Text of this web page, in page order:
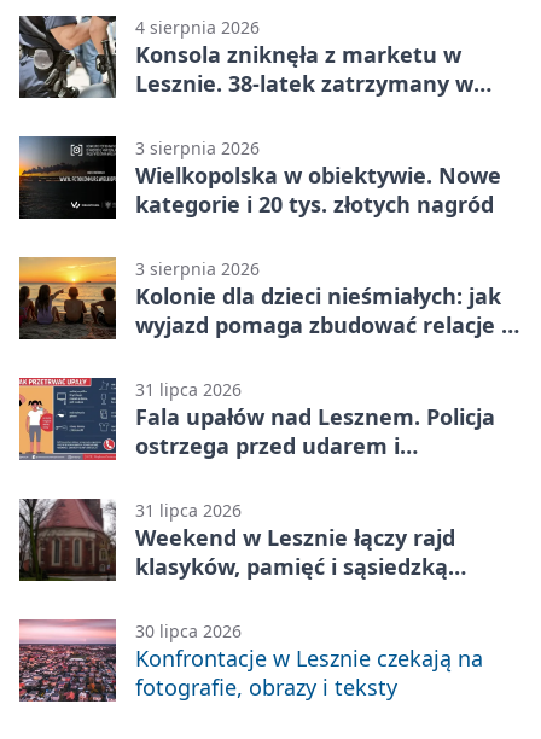
4 sierpnia 2026
Konsola zniknęła z marketu w
Lesznie. 38-latek zatrzymany w
3 sierpnia 2026
Wielkopolska w obiektywie. Nowe
kategorie i 20 tys. złotych nagród
3 sierpnia 2026
Kolonie dla dzieci nieśmiałych: jak
wyjazd pomaga zbudować relacje z
31 lipca 2026
Fala upałów nad Lesznem. Policja
ostrzega przed udarem i
31 lipca 2026
Weekend w Lesznie łączy rajd
klasyków, pamięć i sąsiedzką
30 lipca 2026
Konfrontacje w Lesznie czekają na
fotografie, obrazy i teksty